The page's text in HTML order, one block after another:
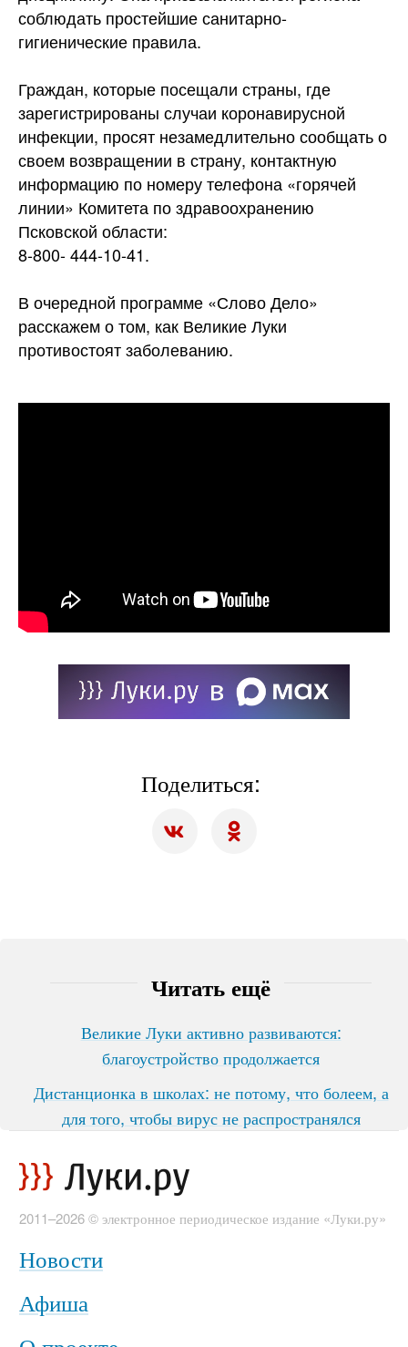
соблюдать простейшие санитарно-
гигиенические правила.
Граждан, которые посещали страны, где
зарегистрированы случаи коронавирусной
инфекции, просят незамедлительно сообщать о
своем возвращении в страну, контактную
информацию по номеру телефона «горячей
линии» Комитета по здравоохранению
Псковской области:
8-800- 444-10-41.
В очередной программе «Слово Дело»
расскажем о том, как Великие Луки
противостоят заболеванию.
Поделиться:
Читать ещё
Великие Луки активно развиваются:
благоустройство продолжается
Дистанционка в школах: не потому, что болеем, а
для того, чтобы вирус не распространялся
2011–2026 © электронное периодическое издание «Луки.ру»
Новости
Афиша